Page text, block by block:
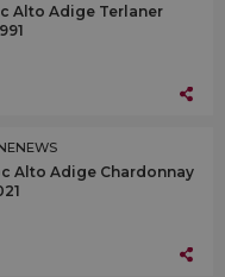
Alto Adige Terlaner
Alto Adige Chardonnay